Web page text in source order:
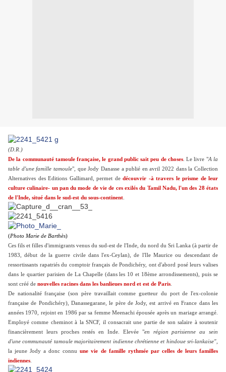
(D.R.)
De la communauté tamoule française, le grand public sait peu de choses. Le livre "A la
table d'une famille tamoule", que Jody Danasse a publié en avril 2022 dans la Collection
Alternatives des Editions Gallimard, permet de découvrir -à travers le prisme de leur
culture culinaire- un pan du mode de vie de ces exilés du Tamil Nadu, l'un des 28 états
de l'Inde, situé dans le sud-est du sous-continent
(Photo Marie de Barthès)
Ces fils et filles d'immigrants venus du sud-est de l'Inde, du nord du Sri Lanka (à partir de
1983, début de la guerre civile dans l'ex-Ceylan), de l'Ile Maurice ou descendant de
ressortissants rapatriés du comptoir français de Pondichéry, ont d'abord posé leurs valises
dans le quartier parisien de La Chapelle (dans les 10 et 18ème arrondissements), puis se
sont créé de nouvelles racines dans les banlieues nord et est de Paris
De nationalité française (son père travaillait comme guetteur du port de l'ex-colonie
française de Pondichéry), Danassegarane, le père de Jody, est arrivé en France dans les
années 1970, rejoint en 1986 par sa femme Meenachi épousée après un mariage arrangé.
Employé comme cheminot à la SNCF, il consacrait une partie de son salaire à soutenir
financièrement leurs proches restés en Inde. Elevée "en région parisienne au sein
d'une communauté tamoule majoritairement indienne chrétienne et hindoue sri-lankaise",
la jeune Jody a donc connuune vie de famille rythmée par celles de leurs familles
indiennes